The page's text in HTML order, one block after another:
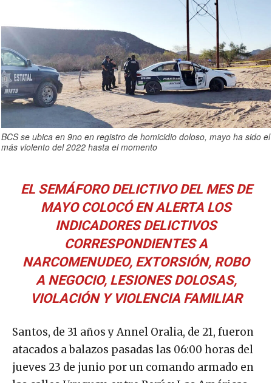
BCS se ubica en 9no en registro de homicidio doloso, mayo ha sido el
más violento del 2022 hasta el momento
EL SEMÁFORO DELICTIVO DEL MES DE
MAYO COLOCÓ EN ALERTA LOS
INDICADORES DELICTIVOS
CORRESPONDIENTES A
NARCOMENUDEO, EXTORSIÓN, ROBO
A NEGOCIO, LESIONES DOLOSAS,
VIOLACIÓN Y VIOLENCIA FAMILIAR
Santos, de 31 años y Annel Oralia, de 21, fueron
atacados a balazos pasadas las 06:00 horas del
jueves 23 de junio por un comando armado en